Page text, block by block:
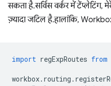
सकता है. सर्विस वर्कर में टेंप्लेटिंग,
ज़्यादा जटिल है. हालांकि,
import regExpRoutes from
workbox. routing .